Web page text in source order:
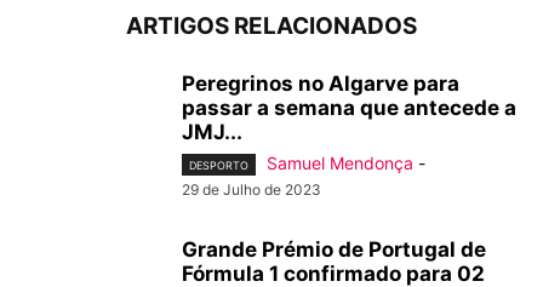
ARTIGOS RELACIONADOS
Peregrinos no Algarve para
passar a semana que antecede a
JMJ...
DESPORTO Samuel Mendonça -
29 de Julho de 2023
Grande Prémio de Portugal de
Fórmula 1 confirmado para 02